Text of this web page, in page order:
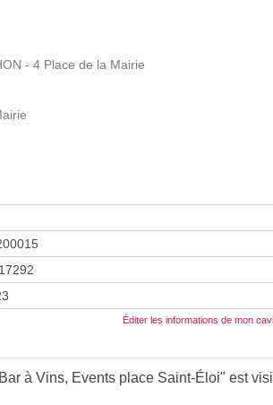
- 4 Place de la Mairie
Éditer les informations de mon
à Vins, Events place Saint-Éloi" est